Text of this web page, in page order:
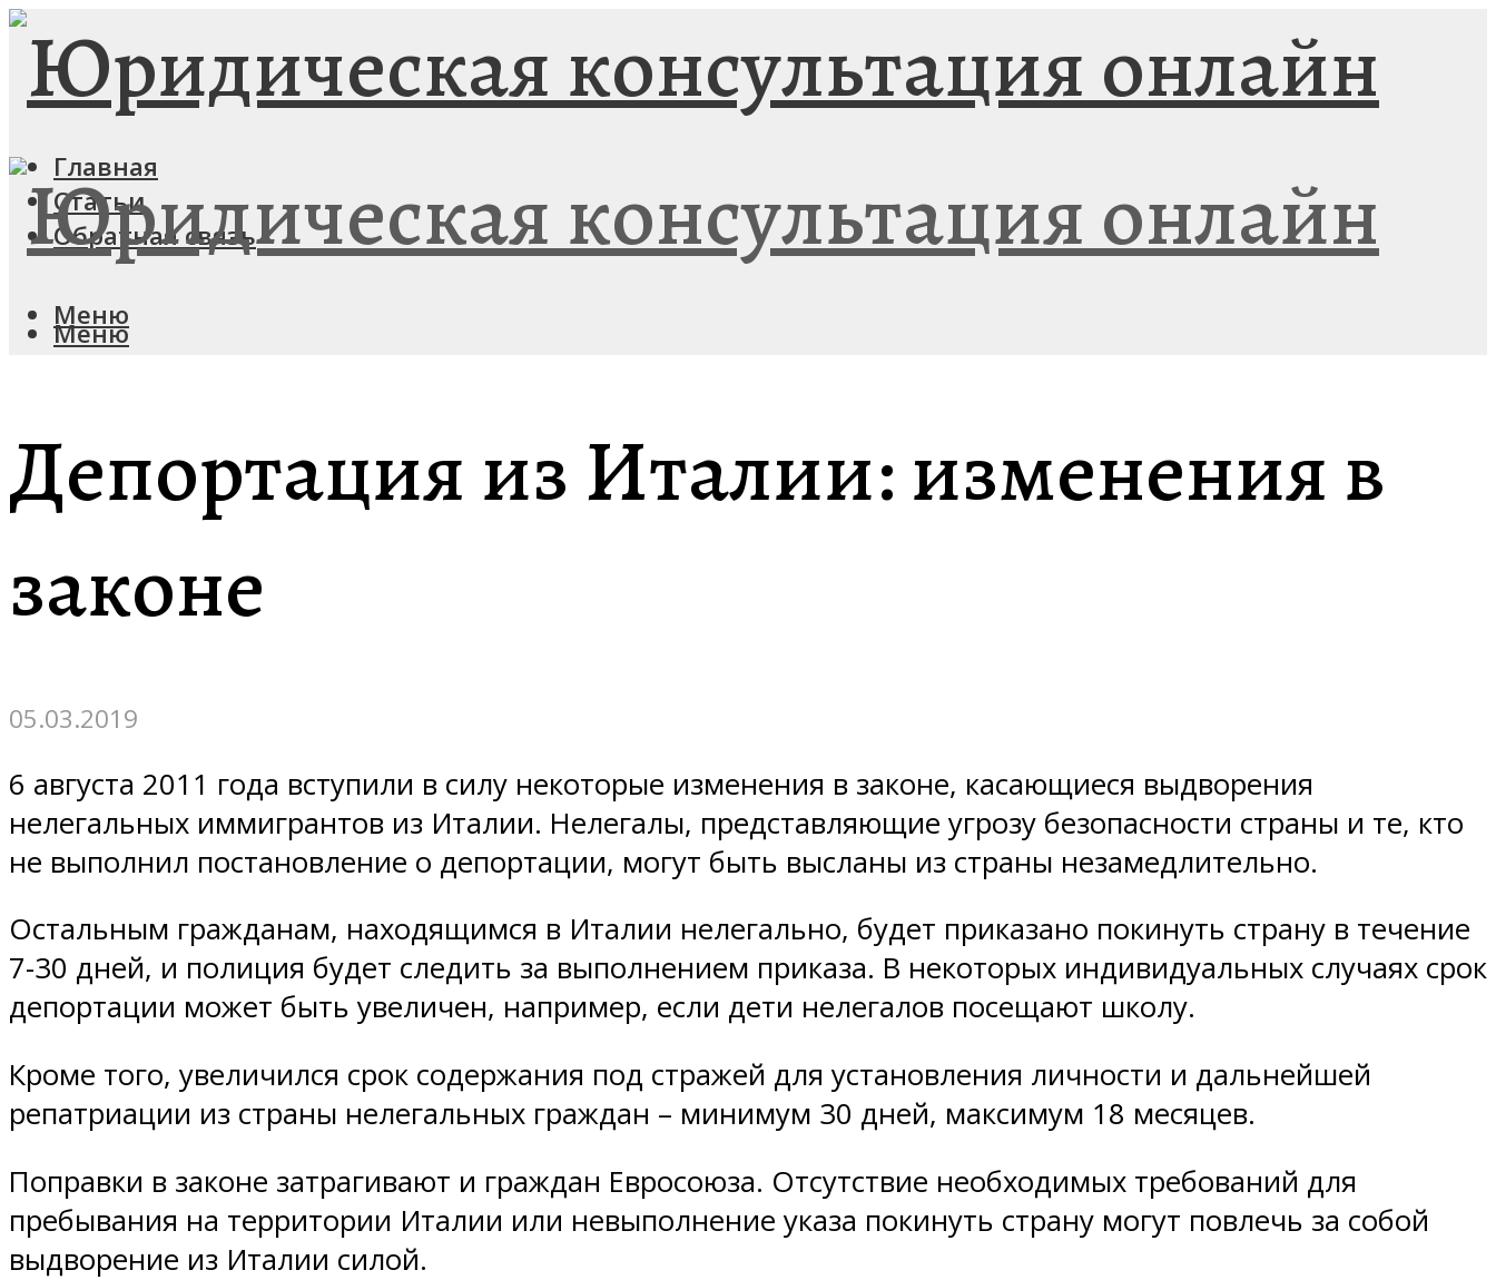
Главная
Статьи
Обратная связь
Меню
Меню
Депортация из Италии: изменения в
законе
05.03.2019
6 августа 2011 года вступили в силу некоторые изменения в законе, касающиеся выдворения
нелегальных иммигрантов из Италии. Нелегалы, представляющие угрозу безопасности страны и те, кто
не выполнил постановление о депортации, могут быть высланы из страны незамедлительно.
Остальным гражданам, находящимся в Италии нелегально, будет приказано покинуть страну в течение
7-30 дней, и полиция будет следить за выполнением приказа. В некоторых индивидуальных случаях срок
депортации может быть увеличен, например, если дети нелегалов посещают школу.
Кроме того, увеличился срок содержания под стражей для установления личности и дальнейшей
репатриации из страны нелегальных граждан – минимум 30 дней, максимум 18 месяцев.
Поправки в законе затрагивают и граждан Евросоюза. Отсутствие необходимых требований для
пребывания на территории Италии или невыполнение указа покинуть страну могут повлечь за собой
выдворение из Италии силой.